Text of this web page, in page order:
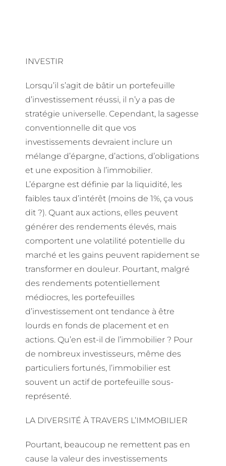
INVESTIR
Lorsqu’il s’agit de bâtir un portefeuille
d’investissement réussi, il n’y a pas de
stratégie universelle. Cependant, la sagesse
conventionnelle dit que vos
investissements devraient inclure un
mélange d’épargne, d’actions, d’obligations
et une exposition à l’immobilier.
L’épargne est définie par la liquidité, les
faibles taux d’intérêt (moins de 1%, ça vous
dit ?). Quant aux actions, elles peuvent
générer des rendements élevés, mais
comportent une volatilité potentielle du
marché et les gains peuvent rapidement se
transformer en douleur. Pourtant, malgré
des rendements potentiellement
médiocres, les portefeuilles
d’investissement ont tendance à être
lourds en fonds de placement et en
actions. Qu’en est-il de l’immobilier ? Pour
de nombreux investisseurs, même des
particuliers fortunés, l’immobilier est
souvent un actif de portefeuille sous-
représenté.
LA DIVERSITÉ À TRAVERS L’IMMOBILIER
Pourtant, beaucoup ne remettent pas en
cause la valeur des investissements